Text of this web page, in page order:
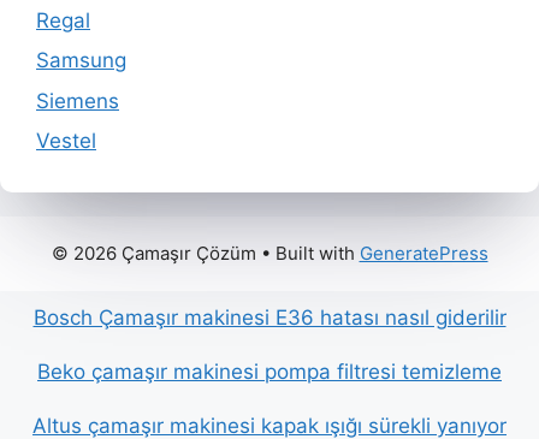
Regal
Samsung
Siemens
Vestel
© 2026 Çamaşır Çözüm • Built with GeneratePress
Bosch Çamaşır makinesi E36 hatası nasıl giderilir
Beko çamaşır makinesi pompa filtresi temizleme
Altus çamaşır makinesi kapak ışığı sürekli yanıyor